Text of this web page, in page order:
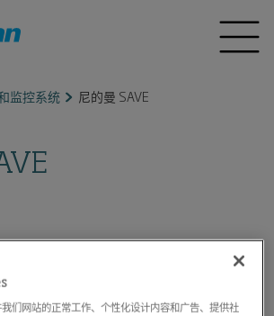
监控系统 尼的曼 SAVE
我们网站的正常工作、个性化设计内容和广告、提供社